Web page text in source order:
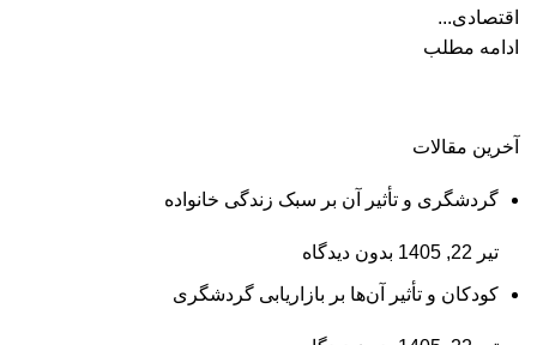
اقتصادی...
ادامه مطلب
آخرین مقالات
گردشگری و تأثیر آن بر سبک زندگی خانواده
تیر 22, 1405 بدون دیدگاه
کودکان و تأثیر آن‌ها بر بازاریابی گردشگری